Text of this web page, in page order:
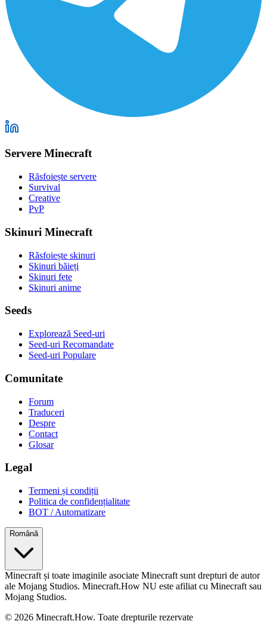
Servere Minecraft
Răsfoiește servere
Survival
Creative
PvP
Skinuri Minecraft
Răsfoiește skinuri
Skinuri băieți
Skinuri fete
Skinuri anime
Seeds
Explorează Seed-uri
Seed-uri Recomandate
Seed-uri Populare
Comunitate
Forum
Traduceri
Despre
Contact
Glosar
Legal
Termeni și condiții
Politica de confidențialitate
BOT / Automatizare
Română
Minecraft și toate imaginile asociate Minecraft sunt drepturi de autor
ale Mojang Studios. Minecraft.How NU este afiliat cu Minecraft sau
Mojang Studios.
© 2026 Minecraft.How. Toate drepturile rezervate